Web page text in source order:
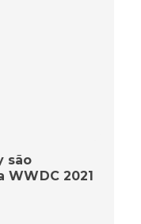
são
2021